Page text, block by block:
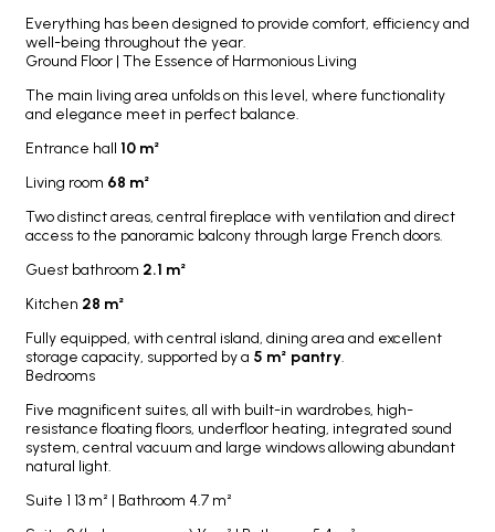
Everything has been designed to provide comfort, efficiency and
well-being throughout the year.
Ground Floor | The Essence of Harmonious Living
The main living area unfolds on this level, where functionality
and elegance meet in perfect balance.
Entrance hall 10 m²
Living room 68 m²
Two distinct areas, central fireplace with ventilation and direct
access to the panoramic balcony through large French doors.
Guest bathroom 2.1 m²
Kitchen 28 m²
Fully equipped, with central island, dining area and excellent
storage capacity, supported by a 5 m² pantry.
Bedrooms
Five magnificent suites, all with built-in wardrobes, high-
resistance floating floors, underfloor heating, integrated sound
system, central vacuum and large windows allowing abundant
natural light.
Suite 1 13 m² | Bathroom 4.7 m²